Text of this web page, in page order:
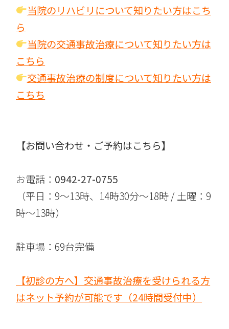
当院のリハビリについて知りたい方はこち
ら
当院の交通事故治療について知りたい方は
こちら
交通事故治療の制度について知りたい方は
こちち
【お問い合わせ・ご予約はこちら】
お電話： 0942-27-0755
（平日：9～13時、14時30分～18時 / 土曜：9
時～13時）
駐車場：69台完備
【初診の方へ】交通事故治療を受けられる方
はネット予約が可能です（24時間受付中）